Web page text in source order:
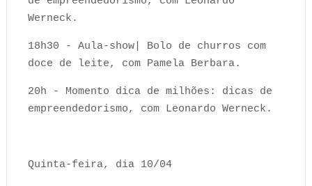
Werneck.
18h30 - Aula-show| Bolo de churros com
doce de leite, com Pamela Berbara.
20h - Momento dica de milhões: dicas de
empreendedorismo, com Leonardo Werneck.
Quinta-feira, dia 10/04